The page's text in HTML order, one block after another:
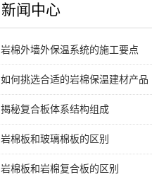
新闻中心
岩棉外墙外保温系统的施工要点
如何挑选合适的岩棉保温建材产品
揭秘复合板体系结构组成
岩棉板和玻璃棉板的区别
岩棉板和岩棉复合板的区别